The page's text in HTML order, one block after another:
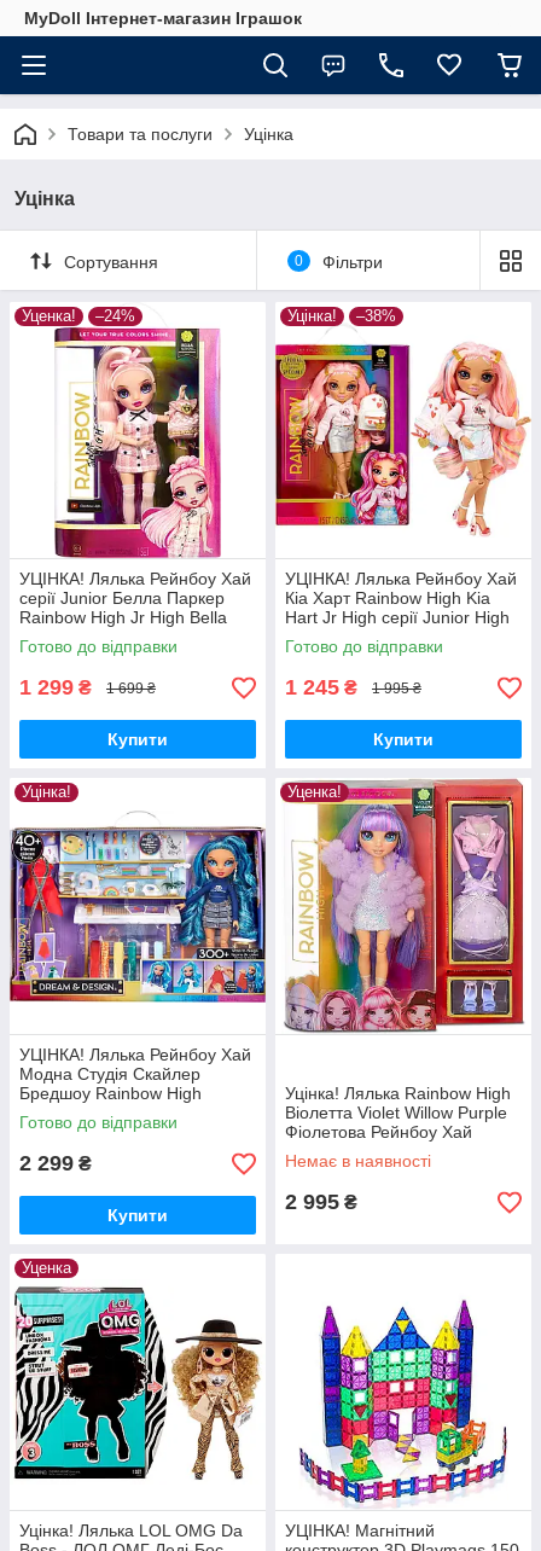
MyDoll Інтернет-магазин Іграшок
Товари та послуги Уцінка
Уцінка
Сортування 0 Фільтри
Уценка! –24%
УЦІНКА! Лялька Рейнбоу Хай
серії Junior Белла Паркер
Rainbow High Jr High Bella
Parker 23 см 582960
MyDoll.com.ua
Готово до відправки
1 299 ₴ 1 699 ₴
Купити
Уцінка! –38%
УЦІНКА! Лялька Рейнбоу Хай
Кіа Харт Rainbow High Kia
Hart Jr High серії Junior High
590781 Оригінал УЦІНКА
MyDoll.com.ua
Готово до відправки
1 245 ₴ 1 995 ₴
Купити
Уцінка!
УЦІНКА! Лялька Рейнбоу Хай
Модна Студія Скайлер
Бредшоу Rainbow High
Dream & Design Fashion
Studio 587514 MGA
Готово до відправки
2 299 ₴
Купити
Уценка!
Уцінка! Лялька Rainbow High
Віолетта Violet Willow Purple
Фіолетова Рейнбоу Хай
Вайолет Віллоу 569602
Оригінал MyDoll.com.ua
Немає в наявності
2 995 ₴
Уценка
Уцінка! Лялька LOL OMG Da
УЦІНКА! Магнітний